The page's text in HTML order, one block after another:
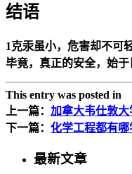
结语
1克汞虽小，危害却不可
毕竟，真正的安全，始于
This entry was posted in
上一篇： 加拿大韦仕敦大
下一篇： 化学工程都有
最新文章